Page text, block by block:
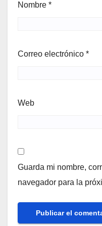
Nombre *
Correo electrónico *
Web
Guarda mi nombre,
navegador para la